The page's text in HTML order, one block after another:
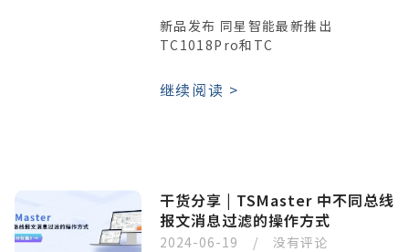
新品发布 同星智能最新推出
TC1018Pro和TC
继续阅读 >
干货分享 | TSMaster 中不同总线
报文消息过滤的操作方式
2024-06-19
没有评论